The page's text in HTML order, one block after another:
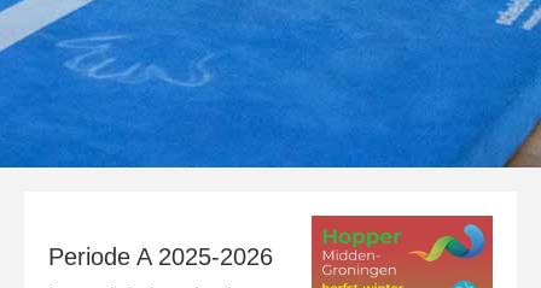
Periode A 2025-2026